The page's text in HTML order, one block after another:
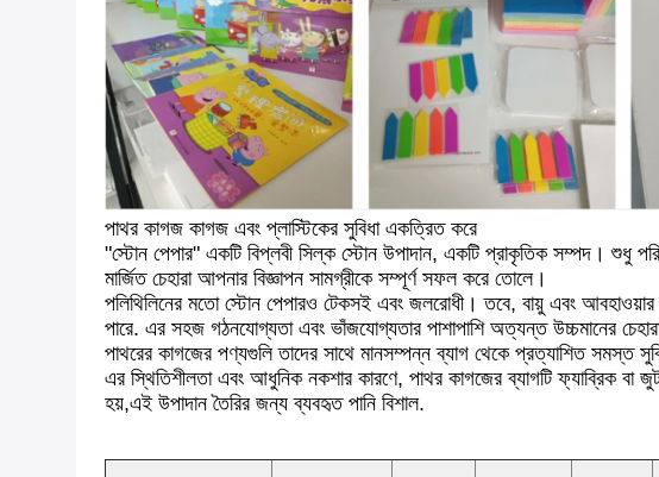
পাথর কাগজ কাগজ এবং প্লাস্টিকের সুবিধা একত্রিত করে
"স্টোন পেপার" একটি বিপ্লবী সিল্ক স্টোন উপাদান, একটি প্রাকৃতিক সম্পদ। শুধু
মার্জিত চেহারা আপনার বিজ্ঞাপন সামগ্রীকে সম্পূর্ণ সফল করে তোলে।
পলিথিলিনের মতো স্টোন পেপারও টেকসই এবং জলরোধী। তবে, বায়ু এবং আবহাওয়ার
পারে. এর সহজ গঠনযোগ্যতা এবং ভাঁজযোগ্যতার পাশাপাশি অত্যন্ত উচ্চমানের
পাথরের কাগজের পণ্যগুলি তাদের সাথে মানসম্পন্ন ব্যাগ থেকে প্রত্যাশিত সমস্ত
এর স্থিতিশীলতা এবং আধুনিক নকশার কারণে, পাথর কাগজের ব্যাগটি ফ্যাব্রিক বা
হয়,এই উপাদান তৈরির জন্য ব্যবহৃত পানি বিশাল.